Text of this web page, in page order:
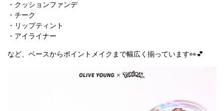
・クッションファンデ
・チーク
・リップティント
・アイライナー
など、ベースからポイントメイクまで幅広く揃っています👀💕